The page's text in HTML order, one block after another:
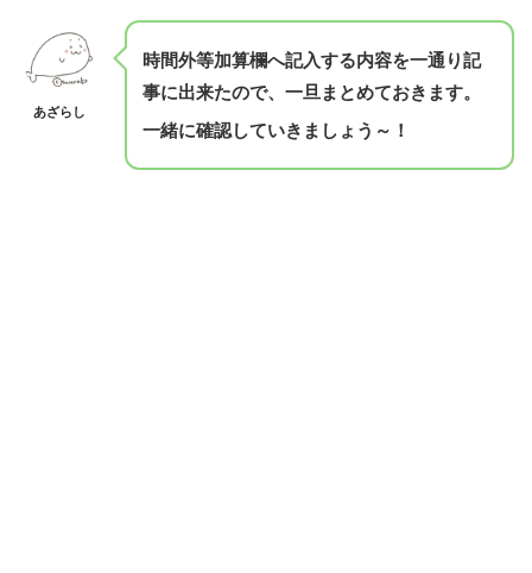
あざらし
時間外等加算欄へ記入する内容を一通り記
事に出来たので、一旦まとめておきます。
一緒に確認していきましょう～！